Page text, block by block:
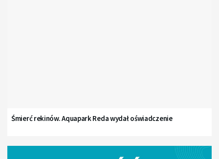
Śmierć rekinów. Aquapark Reda wydał oświadczenie